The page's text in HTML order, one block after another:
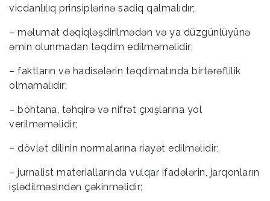
vicdanlılıq prinsiplərinə sadiq qalmalıdır;
– məlumat dəqiqləşdirilmədən və ya düzgünlüyünə
əmin olunmadan təqdim edilməməlidir;
– faktların və hadisələrin təqdimatında birtərəflilik
olmamalıdır;
– böhtana, təhqirə və nifrət çıxışlarına yol
verilməməlidir;
– dövlət dilinin normalarına riayət edilməlidir;
– jurnalist materiallarında vulqar ifadələrin, jarqonların
işlədilməsindən çəkinməlidir;